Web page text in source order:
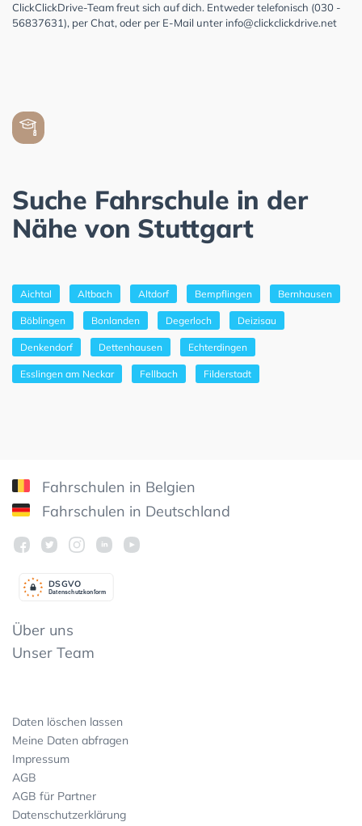
ClickClickDrive-Team freut sich auf dich. Entweder telefonisch (030 -
56837631), per Chat, oder per E-Mail unter info@clickclickdrive.net
Suche Fahrschule in der
Nähe von Stuttgart
Aichtal Altbach Altdorf Bempflingen Bernhausen
Böblingen Bonlanden Degerloch Deizisau
Denkendorf Dettenhausen Echterdingen
Esslingen am Neckar Fellbach Filderstadt
Fahrschulen in Belgien
Fahrschulen in Deutschland
Datenschutzkonform
DSGVO
Über uns
Unser Team
Daten löschen lassen
Meine Daten abfragen
Impressum
AGB
AGB für Partner
Datenschutzerklärung